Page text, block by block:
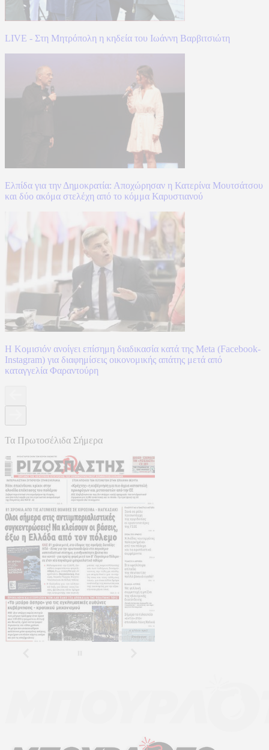
LIVE - Στη Μητρόπολη η κηδεία του Ιωάννη Βαρβιτσιώτη
Ελπίδα για την Δημοκρατία: Αποχώρησαν η Κατερίνα Μουτσάτσου
και δύο ακόμα στελέχη από το κόμμα Καρυστιανού
Η Κομισιόν ανοίγει επίσημη διαδικασία κατά της Meta (Facebook-
Instagram) για διαφημίσεις οικονομικής απάτης μετά από
καταγγελία Φαραντούρη
Τα Πρωτοσέλιδα Σήμερα